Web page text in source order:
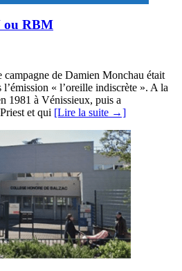
ou RBM
de Damien Monchau était
« l’oreille indiscrète ». A la
1981 à Vénissieux, puis a
et qui [Lire la suite →]